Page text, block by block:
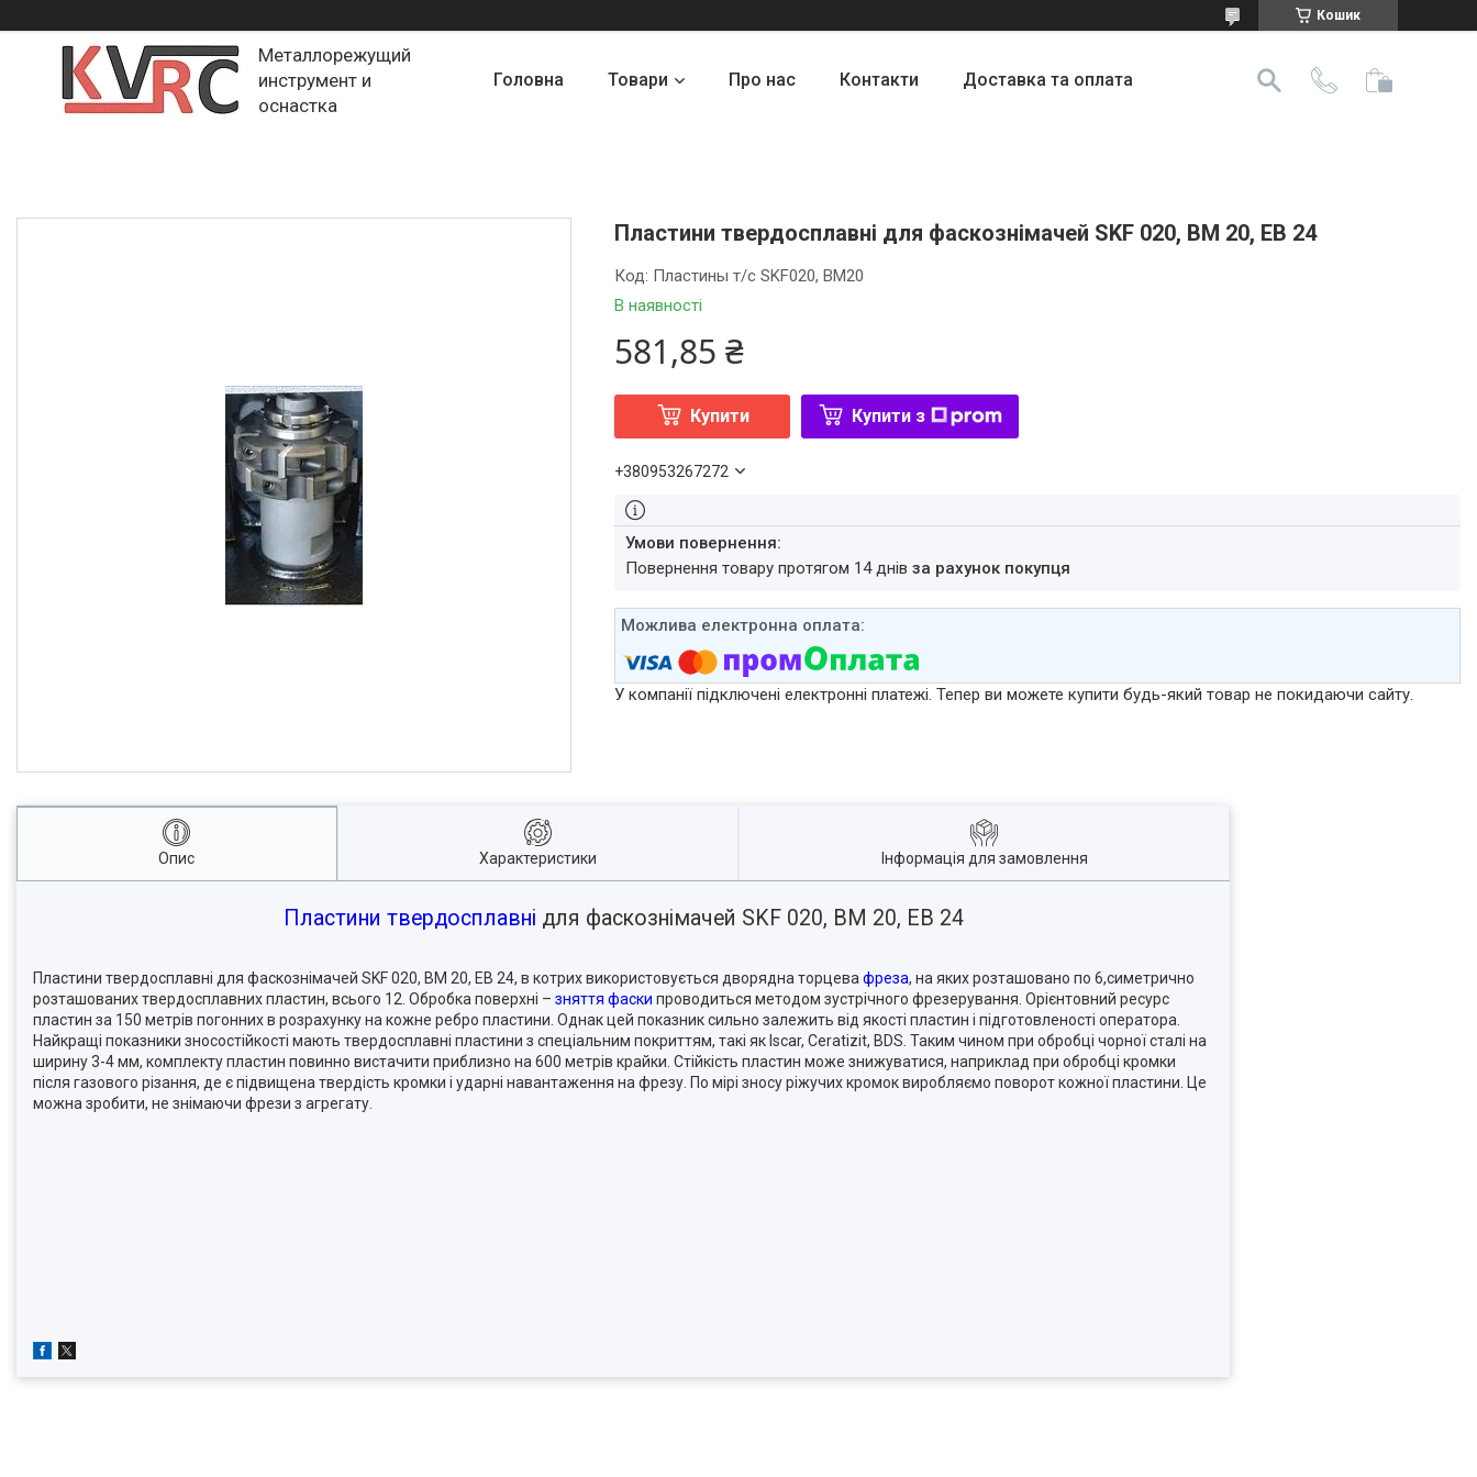
Кошик
Металлорежущий
инструмент и
оснастка
Головна Товари Про нас Контакти Доставка та оплата
Пластини твердосплавні для фаскознімачей SKF 020, BM 20, EB 24
В наявності
Код: Пластины т/с SKF020, BM20
581,85 ₴
Купити Купити з
+380953267272
повернення товару протягом 14 днівза рахунок покупця
У компанії підключені електронні платежі. Тепер ви можете купити будь-який товар не покидаючи сайту.
Опис Характеристики Інформація для замовлення
Пластини твердосплавні для фаскознімачей SKF 020, BM 20, EB 24
Пластини твердосплавні для фаскознімачей SKF 020, BM 20, EB 24, в котрих використовується дворядна торцева фреза, на яких розташовано по 6,симетрично
розташованих твердосплавних пластин, всього 12. Обробка поверхні – зняття фаски проводиться методом зустрічного фрезерування. Орієнтовний ресурс
пластин за 150 метрів погонних в розрахунку на кожне ребро пластини. Однак цей показник сильно залежить від якості пластин і підготовленості оператора.
Найкращі показники зносостійкості мають твердосплавні пластини з спеціальним покриттям, такі як Iscar, Ceratizit, BDS. Таким чином при обробці чорної сталі на
ширину 3-4 мм, комплекту пластин повинно вистачити приблизно на 600 метрів крайки. Стійкість пластин може знижуватися, наприклад при обробці кромки
після газового різання, де є підвищена твердість кромки і ударні навантаження на фрезу. По мірі зносу ріжучих кромок виробляємо поворот кожної пластини. Це
можна зробити, не знімаючи фрези з агрегату.